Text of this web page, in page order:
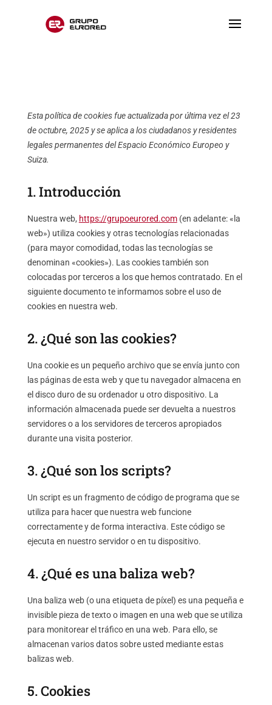
Esta política de cookies fue actualizada por última vez el 23
de octubre, 2025 y se aplica a los ciudadanos y residentes
legales permanentes del Espacio Económico Europeo y
Suiza.
1. Introducción
Nuestra web, https://grupoeurored.com(en adelante: «la
web») utiliza cookies y otras tecnologías relacionadas
(para mayor comodidad, todas las tecnologías se
denominan «cookies»). Las cookies también son
colocadas por terceros a los que hemos contratado. En el
siguiente documento te informamos sobre el uso de
cookies en nuestra web.
2. ¿Qué son las cookies?
Una cookie es un pequeño archivo que se envía junto con
las páginas de esta web y que tu navegador almacena en
el disco duro de su ordenador u otro dispositivo. La
información almacenada puede ser devuelta a nuestros
servidores o a los servidores de terceros apropiados
durante una visita posterior.
3. ¿Qué son los scripts?
Un script es un fragmento de código de programa que se
utiliza para hacer que nuestra web funcione
correctamente y de forma interactiva. Este código se
ejecuta en nuestro servidor o en tu dispositivo.
4. ¿Qué es una baliza web?
Una baliza web (o una etiqueta de píxel) es una pequeña e
invisible pieza de texto o imagen en una web que se utiliza
para monitorear el tráfico en una web. Para ello, se
almacenan varios datos sobre usted mediante estas
balizas web.
5. Cookies